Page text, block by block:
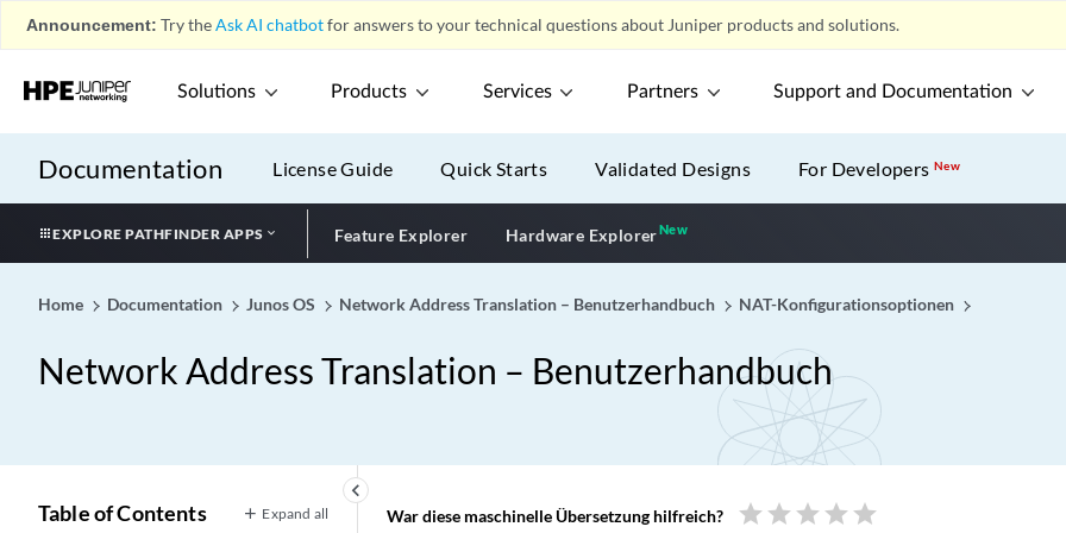
Announcement: Try theAsk AI chatbotfor answers to your technical questions about Juniper products and solutions.
Solutions Products Services Partners Support and Documentation
Documentation License Guide Quick Starts Validated Designs For DevelopersNew
EXPLORE PATHFINDER APPS Feature Explorer Hardware ExplorerNewNew application
Home Documentation Junos OS Network Address Translation – Benutzerhandbuch NAT-Konfigurationsoptionen
Network Address Translation – Benutzerhandbuch
keyboard_arrow_left
Table of Contents Expand all War diese maschinelle Übersetzung hilfreich? star star star star star